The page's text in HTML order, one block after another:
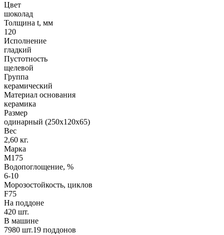
Цвет
шоколад
Толщина t, мм
120
Исполнение
гладкий
Пустотность
щелевой
Группа
керамический
Материал основания
керамика
Размер
одинарный (250х120х65)
Вес
2,60 кг.
Марка
М175
Водопоглощение, %
6-10
Морозостойкость, циклов
F75
На поддоне
420 шт.
В машине
7980 шт.19 поддонов